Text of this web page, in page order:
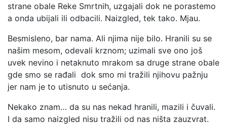
strane obale Reke Smrtnih, uzgajali dok ne porastemo
a onda ubijali ili odbacili. Naizgled, tek tako. Mjau.
Besmisleno, bar nama. Ali njima nije bilo. Hranili su se
našim mesom, odevali krznom; uzimali sve ono još
uvek nevino i netaknuto mrakom sa druge strane obale
gde smo se rađali dok smo mi tražili njihovu pažnju
jer nam je to utisnuto u sećanja.
Nekako znam… da su nas nekad hranili, mazili i čuvali.
I da samo naizgled nisu tražili od nas ništa zauzvrat.